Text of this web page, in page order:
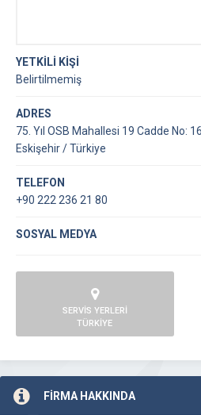
YETKİLİ KİŞİ
Belirtilmemiş
ADRES
75. Yıl OSB Mahallesi 19 Cadde No:
Eskişehir / Türkiye
TELEFON
+90 222 236 21 80
SOSYAL MEDYA
SERVİS YERLERİ
TÜRKİYE
FİRMA HAKKINDA